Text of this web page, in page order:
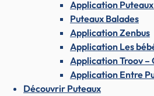
Application
Puteaux Balades
Application Zenbus
Application Les
Application Troov –
Application Entre
Découvrir Puteaux